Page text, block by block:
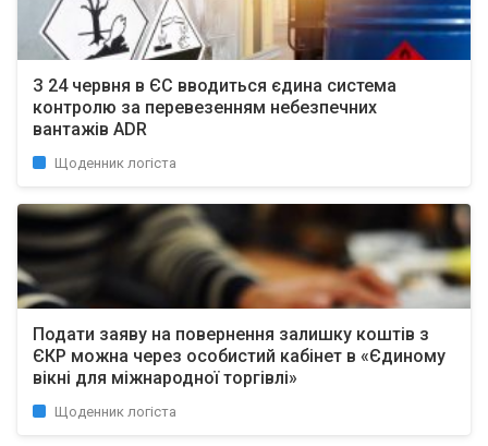
З 24 червня в ЄС вводиться єдина система
контролю за перевезенням небезпечних
вантажів ADR
Щоденник логіста
Подати заяву на повернення залишку коштів з
ЄКР можна через особистий кабінет в «Єдиному
вікні для міжнародної торгівлі»
Щоденник логіста